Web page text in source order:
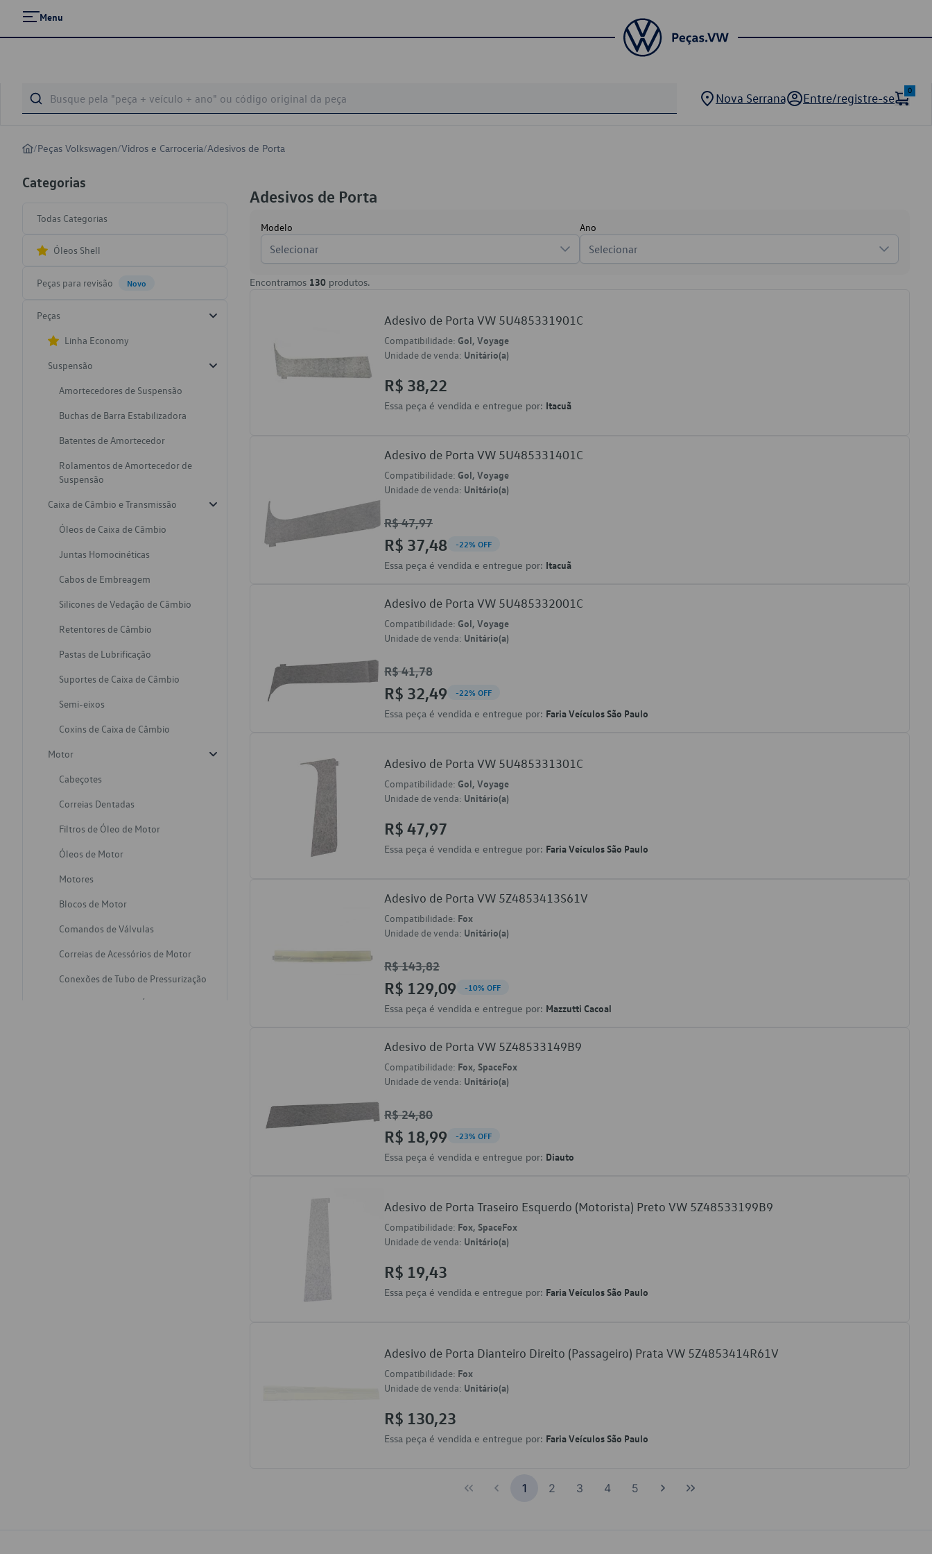
Menu
Nova Serrana Entre/registre-se
0
/Peças Volkswagen/Vidros e Carroceria/Adesivos de Porta
Categorias
Todas Categorias
Óleos Shell
Peças para revisão Novo
Peças
Linha Economy
Suspensão
Amortecedores de Suspensão
Buchas de Barra Estabilizadora
Batentes de Amortecedor
Rolamentos de Amortecedor de
Suspensão
Caixa de Câmbio e Transmissão
Óleos de Caixa de Câmbio
Juntas Homocinéticas
Cabos de Embreagem
Silicones de Vedação de Câmbio
Retentores de Câmbio
Pastas de Lubrificação
Suportes de Caixa de Câmbio
Semi-eixos
Coxins de Caixa de Câmbio
Motor
Cabeçotes
Correias Dentadas
Filtros de Óleo de Motor
Óleos de Motor
Motores
Blocos de Motor
Comandos de Válvulas
Correias de Acessórios de Motor
Conexões de Tubo de Pressurização
Varetas de Nivel de Óleo
Adesivos de Porta
Modelo
Selecionar
Ano
Selecionar
Encontramos 130 produtos.
Adesivo de Porta VW 5U485331901C
Compatibilidade: Gol, Voyage
Unidade de venda: Unitário(a)
R$ 38,22
Essa peça é vendida e entregue por: Itacuã
Adesivo de Porta VW 5U485331401C
Compatibilidade: Gol, Voyage
Unidade de venda: Unitário(a)
R$ 47,97
R$ 37,48 -22% OFF
Essa peça é vendida e entregue por: Itacuã
Adesivo de Porta VW 5U485332001C
Compatibilidade: Gol, Voyage
Unidade de venda: Unitário(a)
R$ 41,78
R$ 32,49 -22% OFF
Essa peça é vendida e entregue por: Faria Veículos São Paulo
Adesivo de Porta VW 5U485331301C
Compatibilidade: Gol, Voyage
Unidade de venda: Unitário(a)
R$ 47,97
Essa peça é vendida e entregue por: Faria Veículos São Paulo
Adesivo de Porta VW 5Z4853413S61V
Compatibilidade: Fox
Unidade de venda: Unitário(a)
R$ 143,82
R$ 129,09 -10% OFF
Essa peça é vendida e entregue por: Mazzutti Cacoal
Adesivo de Porta VW 5Z48533149B9
Compatibilidade: Fox, SpaceFox
Unidade de venda: Unitário(a)
R$ 24,80
R$ 18,99 -23% OFF
Essa peça é vendida e entregue por: Diauto
Adesivo de Porta Traseiro Esquerdo (Motorista) Preto VW 5Z48533199B9
Compatibilidade: Fox, SpaceFox
Unidade de venda: Unitário(a)
R$ 19,43
Essa peça é vendida e entregue por: Faria Veículos São Paulo
Adesivo de Porta Dianteiro Direito (Passageiro) Prata VW 5Z4853414R61V
Compatibilidade: Fox
Unidade de venda: Unitário(a)
R$ 130,23
Essa peça é vendida e entregue por: Faria Veículos São Paulo
1 2 3 4 5